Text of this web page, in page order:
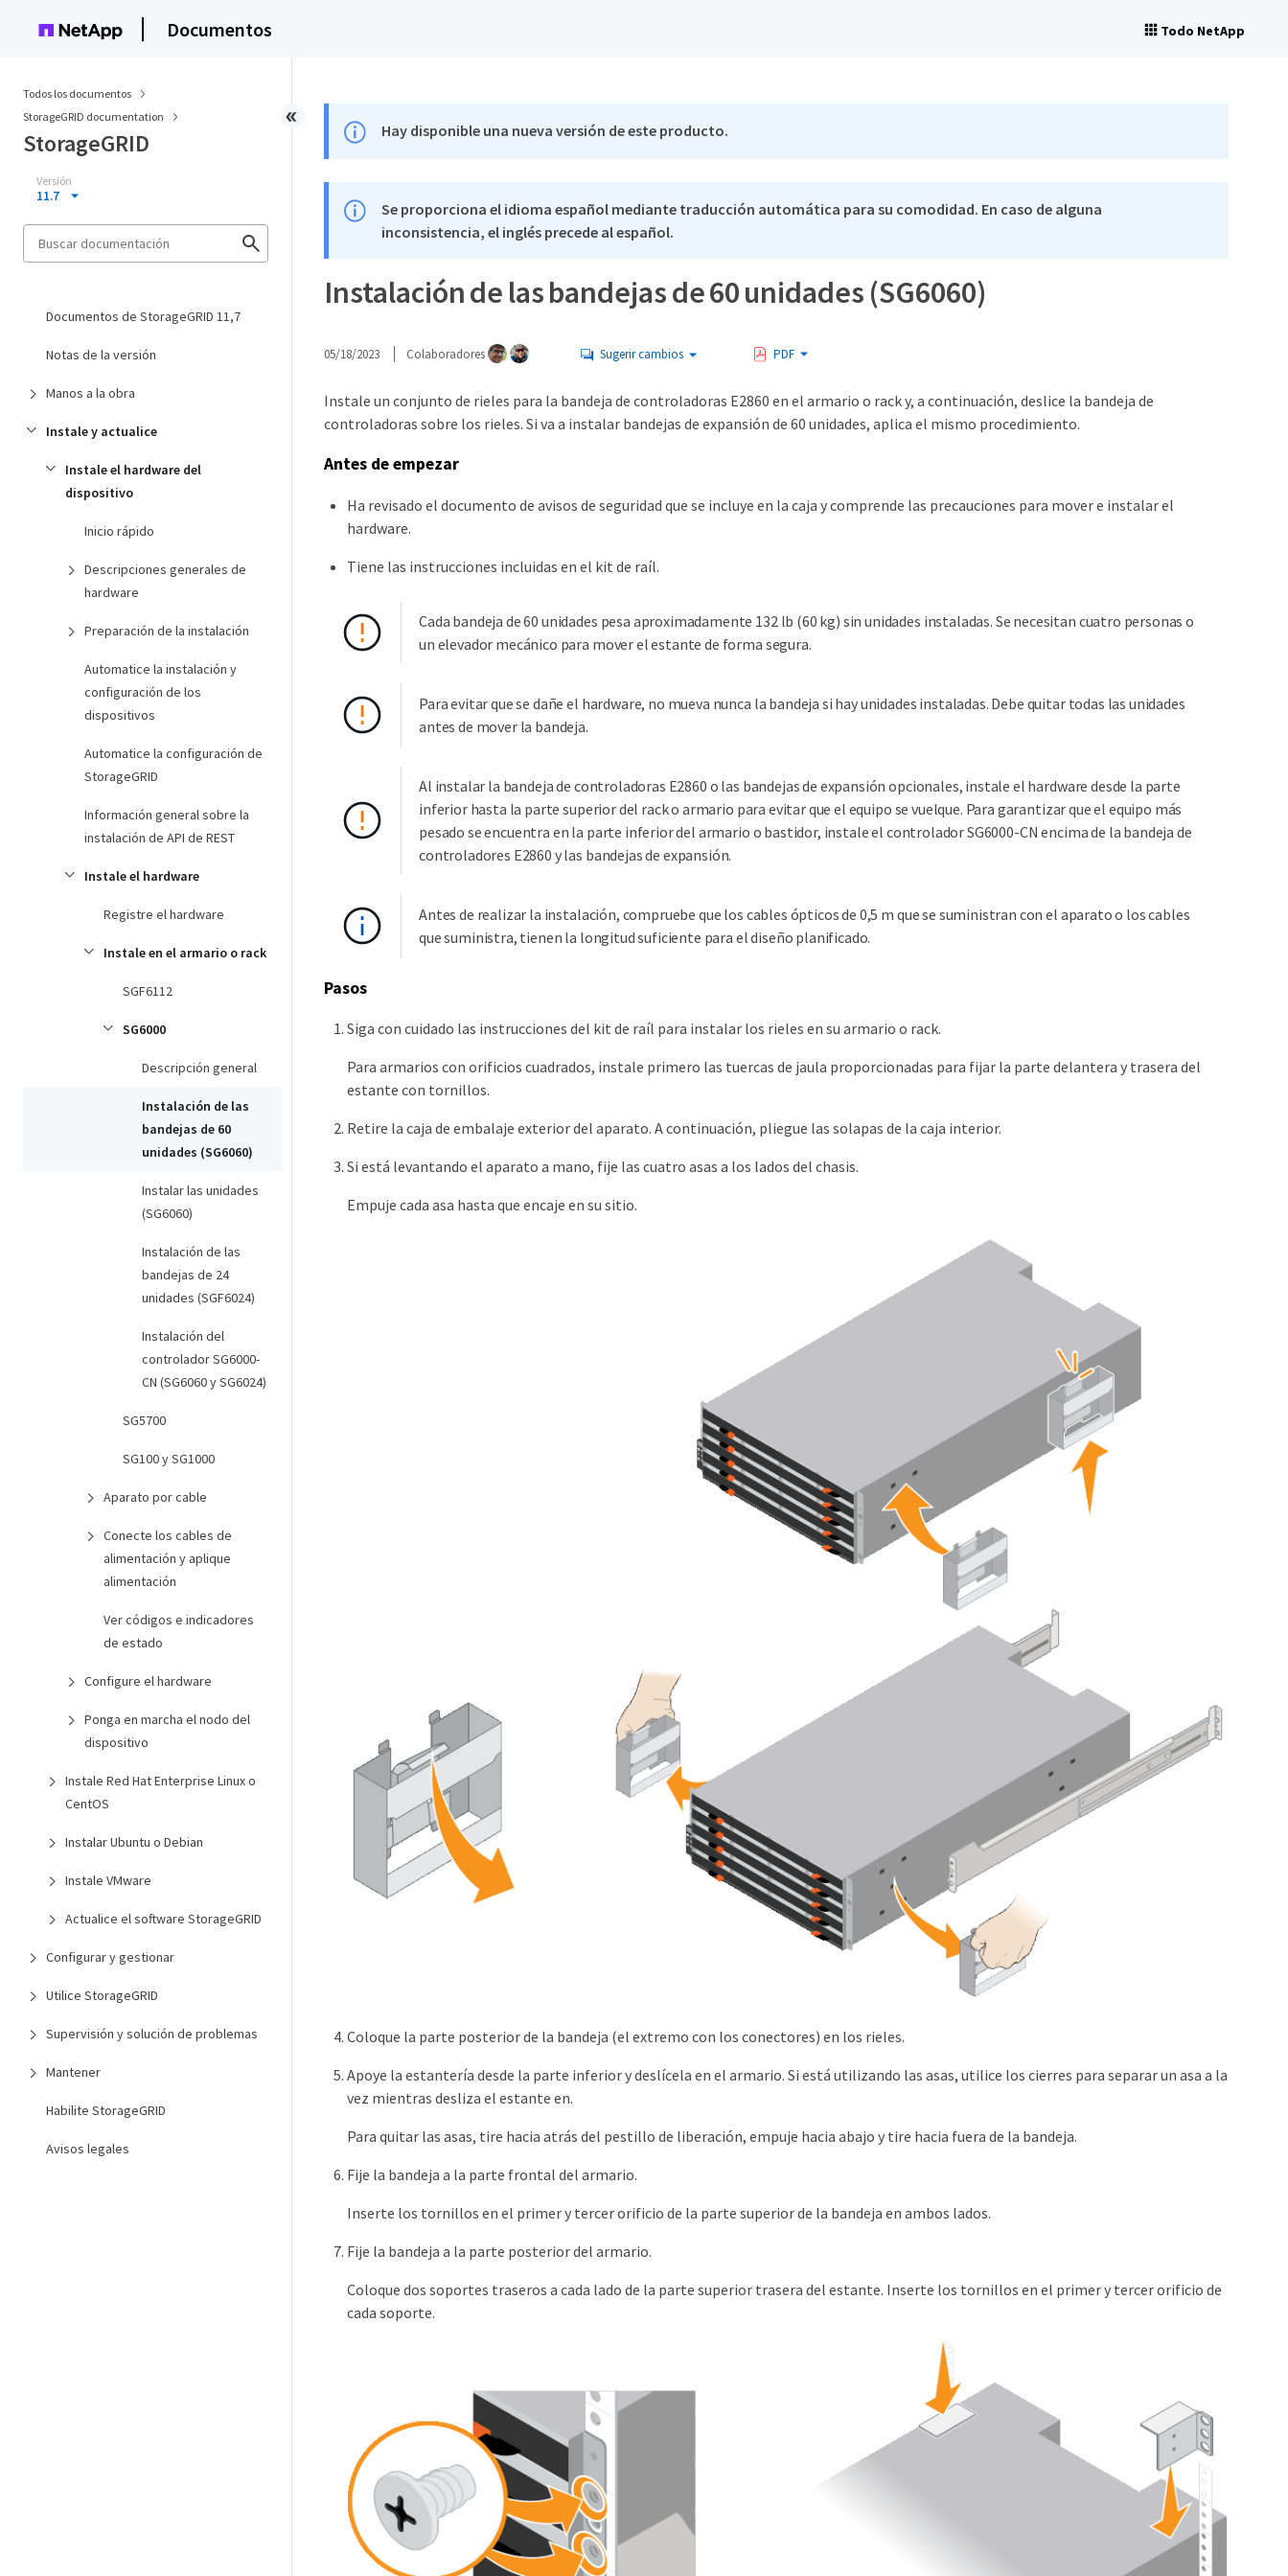
Documentos Todo NetApp
Todos los documentos
StorageGRID documentation
StorageGRID
Versión
11.7
Documentos de StorageGRID 11,7
Notas de la versión
Manos a la obra
Instale y actualice
Instale el hardware del
dispositivo
Inicio rápido
Descripciones generales de
hardware
Preparación de la instalación
Automatice la instalación y
configuración de los
dispositivos
Automatice la configuración de
StorageGRID
Información general sobre la
instalación de API de REST
Instale el hardware
Registre el hardware
Instale en el armario o rack
SGF6112
SG6000
Descripción general
Instalación de las
bandejas de 60
unidades (SG6060)
Instalar las unidades
(SG6060)
Instalación de las
bandejas de 24
unidades (SGF6024)
Instalación del
controlador SG6000-
CN (SG6060 y SG6024)
SG5700
SG100 y SG1000
Aparato por cable
Conecte los cables de
alimentación y aplique
alimentación
Ver códigos e indicadores
de estado
Configure el hardware
Ponga en marcha el nodo del
dispositivo
Instale Red Hat Enterprise Linux o
CentOS
Instalar Ubuntu o Debian
Instale VMware
Actualice el software StorageGRID
Configurar y gestionar
Utilice StorageGRID
Supervisión y solución de problemas
Mantener
Habilite StorageGRID
Avisos legales
Hay disponible una nueva versión de este producto.
Se proporciona el idioma español mediante traducción automática para su comodidad. En caso de alguna
inconsistencia, el inglés precede al español.
Instalación de las bandejas de 60 unidades (SG6060)
05/18/2023 Colaboradores Sugerir cambios PDF
Instale un conjunto de rieles para la bandeja de controladoras E2860 en el armario o rack y, a continuación, deslice la bandeja de
controladoras sobre los rieles. Si va a instalar bandejas de expansión de 60 unidades, aplica el mismo procedimiento.
Antes de empezar
Ha revisado el documento de avisos de seguridad que se incluye en la caja y comprende las precauciones para mover e instalar el
hardware.
Tiene las instrucciones incluidas en el kit de raíl.
Cada bandeja de 60 unidades pesa aproximadamente 132 lb (60 kg) sin unidades instaladas. Se necesitan cuatro personas o
un elevador mecánico para mover el estante de forma segura.
Para evitar que se dañe el hardware, no mueva nunca la bandeja si hay unidades instaladas. Debe quitar todas las unidades
antes de mover la bandeja.
Al instalar la bandeja de controladoras E2860 o las bandejas de expansión opcionales, instale el hardware desde la parte
inferior hasta la parte superior del rack o armario para evitar que el equipo se vuelque. Para garantizar que el equipo más
pesado se encuentra en la parte inferior del armario o bastidor, instale el controlador SG6000-CN encima de la bandeja de
controladores E2860 y las bandejas de expansión.
Antes de realizar la instalación, compruebe que los cables ópticos de 0,5 m que se suministran con el aparato o los cables
que suministra, tienen la longitud suficiente para el diseño planificado.
Pasos
Siga con cuidado las instrucciones del kit de raíl para instalar los rieles en su armario o rack.
Para armarios con orificios cuadrados, instale primero las tuercas de jaula proporcionadas para fijar la parte delantera y trasera del
estante con tornillos.
Retire la caja de embalaje exterior del aparato. A continuación, pliegue las solapas de la caja interior.
Si está levantando el aparato a mano, fije las cuatro asas a los lados del chasis.
Empuje cada asa hasta que encaje en su sitio.
Coloque la parte posterior de la bandeja (el extremo con los conectores) en los rieles.
Apoye la estantería desde la parte inferior y deslícela en el armario. Si está utilizando las asas, utilice los cierres para separar un asa a la
vez mientras desliza el estante en.
Para quitar las asas, tire hacia atrás del pestillo de liberación, empuje hacia abajo y tire hacia fuera de la bandeja.
Fije la bandeja a la parte frontal del armario.
Inserte los tornillos en el primer y tercer orificio de la parte superior de la bandeja en ambos lados.
Fije la bandeja a la parte posterior del armario.
Coloque dos soportes traseros a cada lado de la parte superior trasera del estante. Inserte los tornillos en el primer y tercer orificio de
cada soporte.